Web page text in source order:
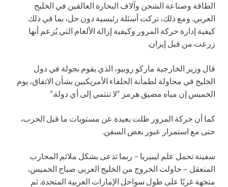
الطاقة وصناعة الشحن وآلاف البحارة العالقين في الخليج
العربي. ومع ذلك، تركت أسئلة رئيسية دون حل، بما في ذلك
كيفية إدارة حركة المرور وكيفية إزالة الألغام التي يُزعم أنها
زرعت من قبل إيران.
قال وزير الخارجية ماركو روبيو، الذي يقوم بجولة في دول
الخليج في محاولة لطمأنة الحلفاء الأمريكيين بشأن الاتفاق، يوم
الخميس إن مياه مضيق هرمز “لا تنتمي إلى أي دولة.”
كما أن حركة المرور ظلت بعيدة عن مستويات ما قبل الحرب،
حتى مع استمرار عبور بعض السفن.
سفينة تحمل علم ليبيريا – ربما تدعى بشكل ملائم المحارب
المتعقل – حاولت الخروج من الخليج العربي صباح الخميس،
متجهة غربًا على طول سواحل الإمارات العربية المتحدة. ثم